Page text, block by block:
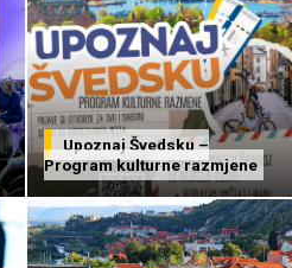
Upoznaj Švedsku –
Program kulturne razmjene